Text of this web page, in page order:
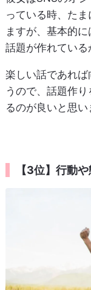
っている時、た
ますが、基本的
話題が作れている
楽しい話であれ
うので、話題作
るのが良いと思い
【3位】行動